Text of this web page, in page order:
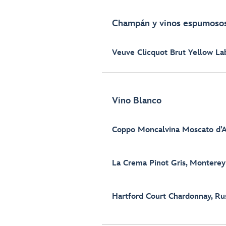
Champán y vinos
Veuve Clicquot Brut Yellow
Vino Blanco
Coppo Moncalvina Moscato
La Crema Pinot Gris, Monterey
Hartford Court Chardonnay,